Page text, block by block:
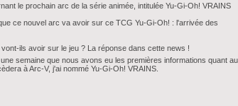
le prochain arc de la série animée, intitulée Yu-Gi-Oh! VRAINS
ce nouvel arc va avoir sur ce TCG Yu-Gi-Oh! : l'arrivée des
ils avoir sur le jeu ? La réponse dans cette news !
semaine que nous avons eu les premières informations quant au
à Arc-V, j'ai nommé Yu-Gi-Oh! VRAINS.